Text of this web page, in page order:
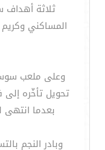
ثلاثة
وعلى ملعب
بعدما انتهى
وبادر النجم